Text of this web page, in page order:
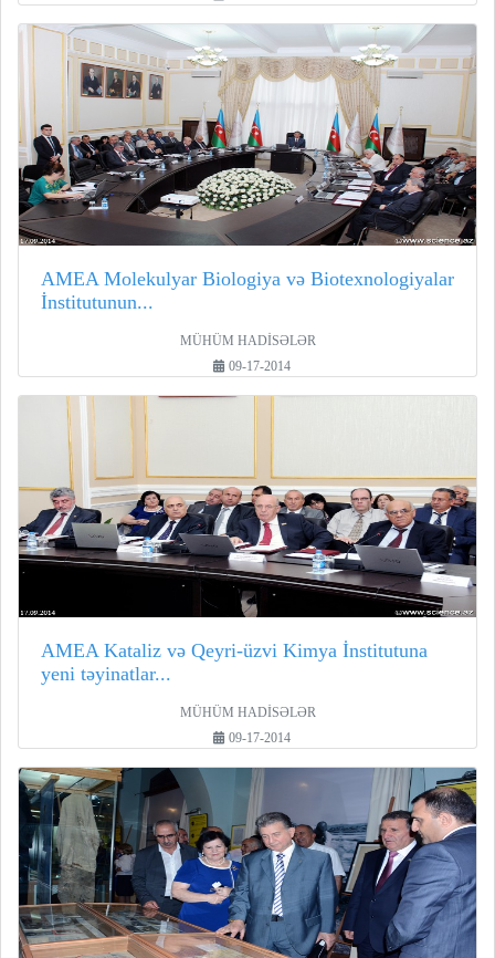
AMEA Molekulyar Biologiya və Biotexnologiyalar
İnstitutunun...
MÜHÜM HADİSƏLƏR
09-17-2014
AMEA Kataliz və Qeyri-üzvi Kimya İnstitutuna
yeni təyinatlar...
MÜHÜM HADİSƏLƏR
09-17-2014